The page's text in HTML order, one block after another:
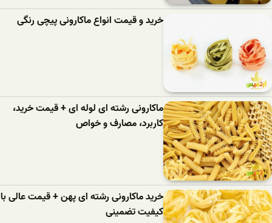
خرید و قیمت انواع ماکارونی پیچی رنگی
ماکارونی رشته ای لوله ای + قیمت خرید،
کاربرد، مصارف و خواص
خرید ماکارونی رشته ای پهن + قیمت عالی با
کیفیت تضمینی